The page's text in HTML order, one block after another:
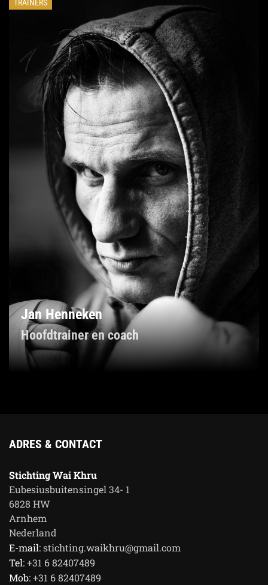
TRAINERS
Jan Henneken
Hoofdtrainer en coach
ADRES & CONTACT
Stichting Wai Khru
Eubesiusbuitensingel 34- 1
6828 HW
Arnhem
Nederland
E-mail:stichting.waikhru@gmail.com
Tel:+31 6 82407489
Mob:+31 6 82407489